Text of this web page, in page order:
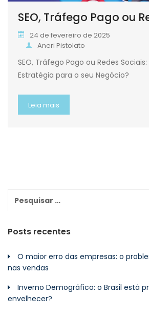
SEO, Tráfego Pago ou
24 de fevereiro de 2025
Aneri Pistolato
SEO, Tráfego Pago ou Redes
Estratégia para o seu Negócio?
Leia mais
Posts recentes
O maior erro das empresas: o
nas vendas
Inverno Demográfico: o Brasil está
envelhecer?